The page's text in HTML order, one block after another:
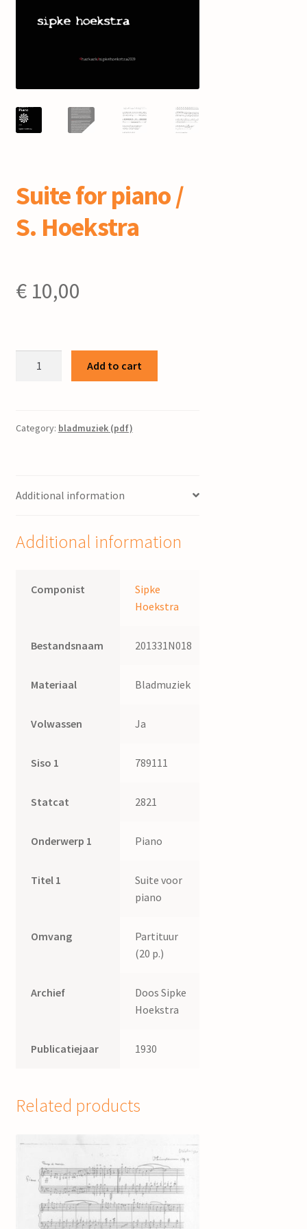
Suite for piano /
S. Hoekstra
€10,00
S.
Add to cart
Category: bladmuziek (pdf)
Additional information
Additional information
Componist
Sipke
Hoekstra
Bestandsnaam 201331N018
Materiaal Bladmuziek
Volwassen Ja
Siso 1 789111
Statcat 2821
Onderwerp 1 Piano
Titel 1
Suite voor
piano
Omvang
Partituur
(20 p.)
Archief
Doos Sipke
Hoekstra
Publicatiejaar 1930
Related products